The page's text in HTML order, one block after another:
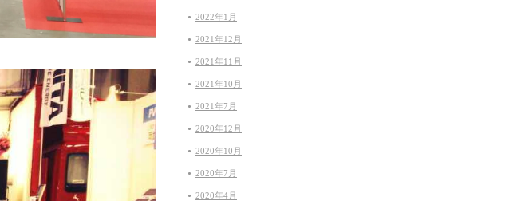
2022年1月
2021年12月
2021年11月
2021年10月
2021年7月
2020年12月
2020年10月
2020年7月
2020年4月